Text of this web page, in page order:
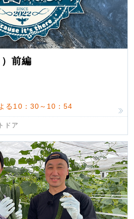
前編
る10：30～10：54
ドア